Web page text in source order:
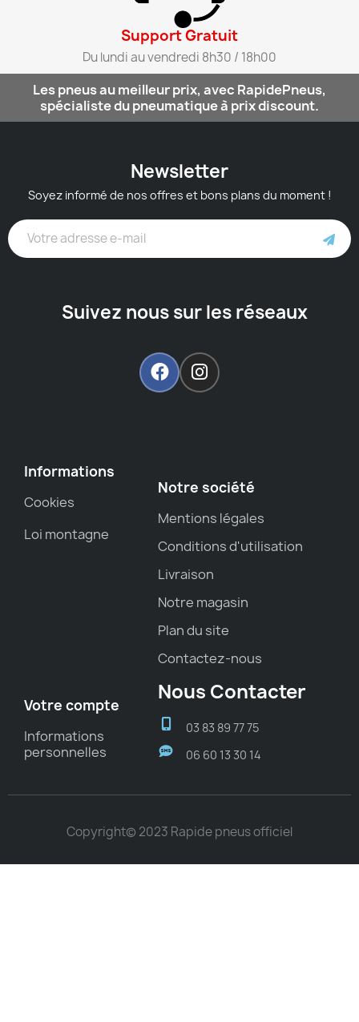
Support Gratuit​
Du lundi au vendredi 8h30 / 18h00​
Les pneus au meilleur prix, avec RapidePneus,
spécialiste du pneumatique à prix discount.
Newsletter
Soyez informé de nos offres et bons plans du moment !
Suivez nous sur les réseaux
Informations
Cookies
Loi montagne
Notre société
Mentions légales
Conditions d'utilisation
Livraison
Notre magasin
Plan du site
Contactez-nous
Votre compte
Informations
personnelles
Nous Contacter
03 83 89 77 75
06 60 13 30 14
Copyright© 2023 Rapide pneus officiel